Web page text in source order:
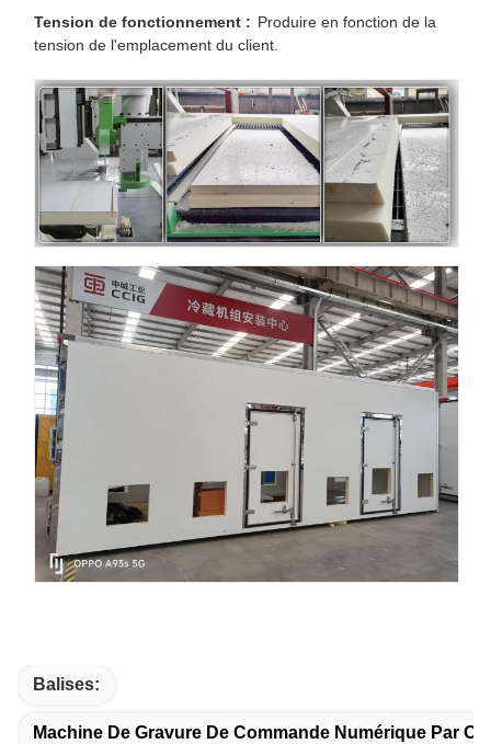
Tension de fonctionnement : Produire en fonction de la
tension de l'emplacement du client.
Balises:
Machine De Gravure De Commande Numérique Par